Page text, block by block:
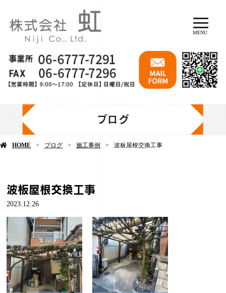
MENU
ブログ
HOME ブログ 施工事例 波板屋根交換工事
波板屋根交換工事
2023.12.26